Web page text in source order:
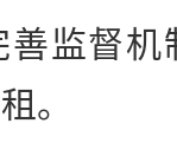
监督机
。